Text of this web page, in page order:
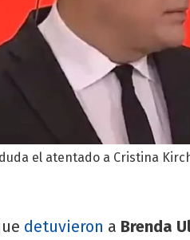
el atentado a Cristina
detuvieron a Brenda